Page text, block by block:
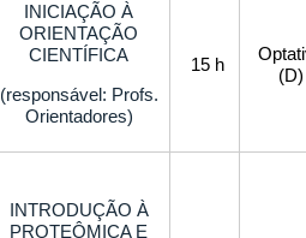
INICIAÇÃO À
ORIENTAÇÃO
CIENTÍFICA
(responsável: Profs.
Orientadores)
15 h
(D)
INTRODUÇÃO À
PROTEÔMICA E